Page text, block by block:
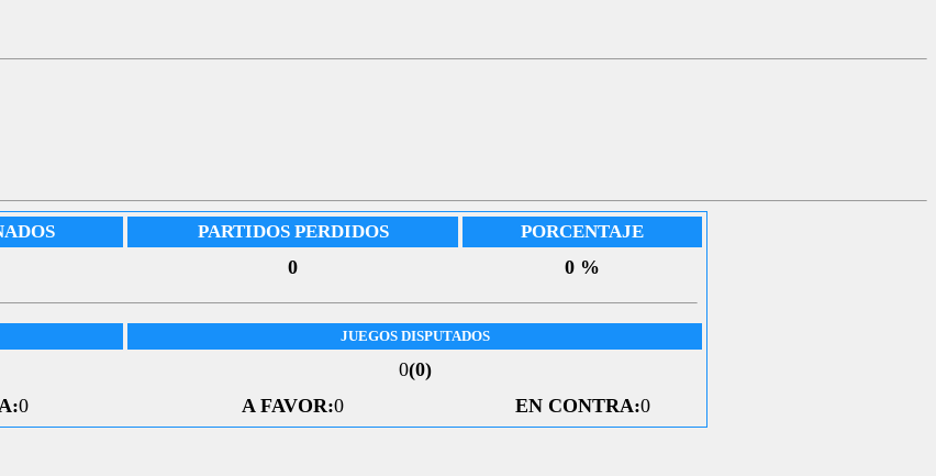
PARTIDOS PERDIDOS PORCENTAJE
0 0 %
JUEGOS DISPUTADOS
0(0)
0 A FAVOR:0 EN CONTRA:0